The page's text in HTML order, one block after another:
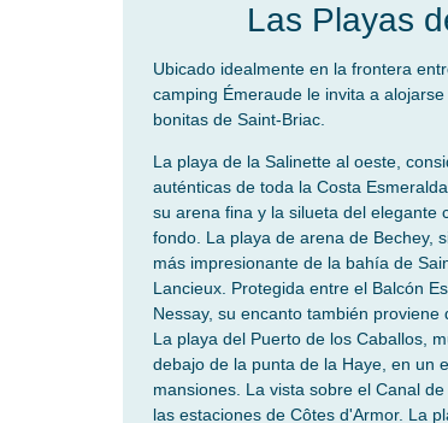
Las Playas
Ubicado idealmente en la frontera
camping Émeraude le invita a
bonitas de Saint-Briac.
La playa de la Salinette al oeste,
auténticas de toda la Costa
su arena fina y la silueta del elegante
fondo. La playa de arena de Bechey,
más impresionante de la bahía de
Lancieux. Protegida entre el Balcón
Nessay, su encanto también
La playa del Puerto de los Caballos,
debajo de la punta de la Haye, en un
mansiones. La vista sobre el Canal
las estaciones de Côtes d'Armor. La